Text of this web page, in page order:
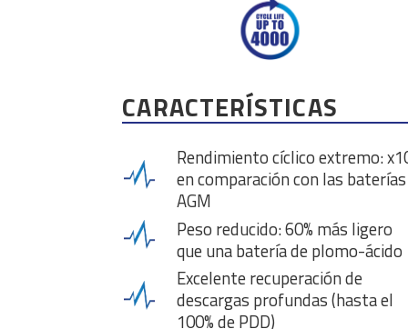
CARACTERÍSTICAS
Rendimiento cíclico extremo:
en comparación con las baterías
AGM
Peso reducido: 60% más ligero
que una batería de plomo-ácido
Excelente recuperación de
descargas profundas (hasta el
100% de PDD)